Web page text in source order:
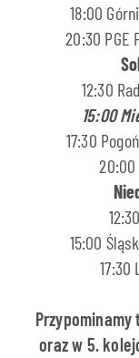
18:00
20:30 PGE
12:30
15:00
17:30
20:00
15:00
17:30
oraz w 5.